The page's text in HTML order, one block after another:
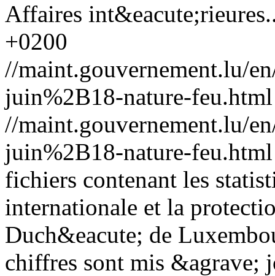
Affaires
+0200
//maint.gouvernement.lu/
juin%2B18-nature-feu.html
//maint.gouvernement.lu/
juin%2B18-nature-feu.html
fichiers contenant les
internationale et la
Duch&eacute; de
chiffres sont mis &agrave;